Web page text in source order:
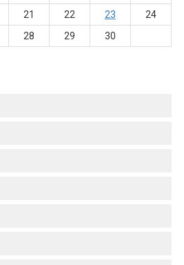
21 22 23
24
28 29 30